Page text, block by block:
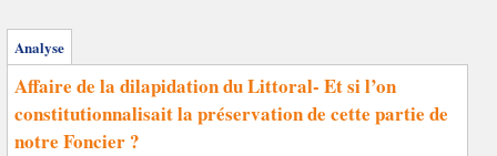
Analyse
Affaire de la dilapidation du Littoral- Et si l’on
constitutionnalisait la préservation de cette partie de
notre Foncier ?